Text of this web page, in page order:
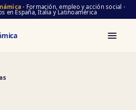
· Formación, empleo y acción social ·
en España, Italia y Latinoamérica